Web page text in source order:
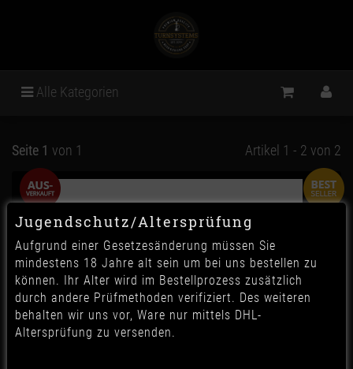
Alle Kategorien
Seite 1 von 1 Artikel 1 - 2 von 2
Jugendschutz/Altersprüfung
Aufgrund einer Gesetzesänderung müssen Sie
mindestens 18 Jahre alt sein um bei uns bestellen zu
können. Ihr Alter wird im Bestellprozess zusätzlich
durch andere Prüfmethoden verifiziert. Des weiteren
behalten wir uns vor, Ware nur mittels DHL-
Altersprüfung zu versenden.